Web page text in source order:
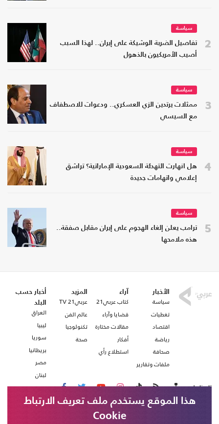
2
سياسة
تفاصيل الضربة الوشيكة على إيران.. لهذا السبب
أصيب الأمريكيون بالذهول
3
سياسة
ممثلات يرتدين الزي العسكري.. ودعوات للاصطفاف
مع السيسي
4
سياسة
هل انهارت التهدئة السعودية الإماراتية؟ تراشق
إعلامي واتهامات جديدة
5
سياسة
ترامب يعلن إلغاء الهجوم على إيران مقابل صفقة..
هذه ملامحها
الأخبار
سياسة
تغطيات
اقتصاد
رياضة
صحافة
ملفات وتقارير
آراء
كتاب عربي21
قضايا وآراء
مقالات مختارة
أفكار
استطلاع رأي
المزيد
عربي21 TV
عالم الفن
تكنولوجيا
صحة
أخبار حسب
البلد
العراق
ليبيا
سوريا
بريطانيا
مصر
لبنان
تابعنا على
هذا الموقع يستخدم ملف تعريف الارتباط
Cookie